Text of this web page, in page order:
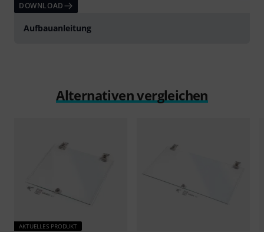
DOWNLOAD
Aufbauanleitung
Alternativen vergleichen
AKTUELLES PRODUKT